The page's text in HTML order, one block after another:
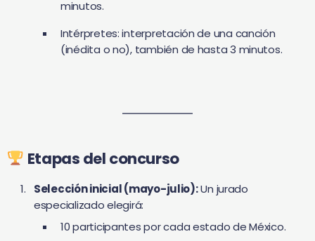
minutos.
Intérpretes: interpretación de una canción
(inédita o no), también de hasta 3 minutos.
Etapas del concurso
Selección inicial (mayo-julio):Un jurado
especializado elegirá:
10 participantes por cada estado de México.